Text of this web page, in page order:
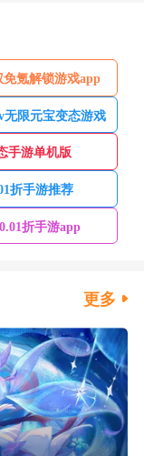
免氪解锁游戏app
无限元宝变态游戏
手游单机版
折手游推荐
折手游app
更多